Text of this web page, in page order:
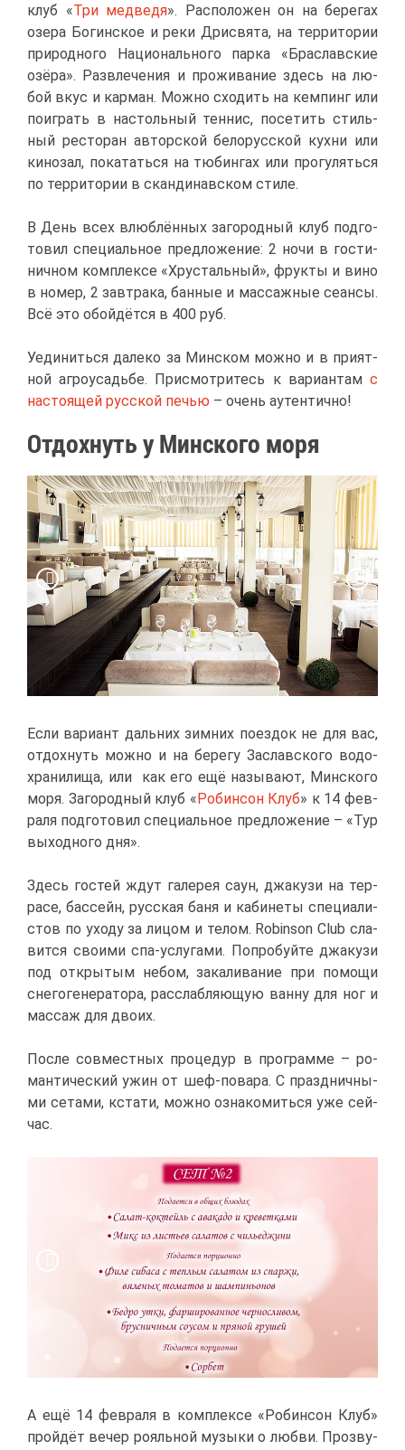
клуб «Три мед­ве­дя». Рас­по­ло­жен он на бе­ре­гах
озе­ра Бо­гин­ское и ре­ки Дри­свя­та, на тер­ри­то­рии
при­род­но­го На­ци­о­наль­но­го пар­ка «Бра­слав­ские
озё­ра». Раз­вле­че­ния и про­жи­ва­ние здесь на лю­
бой вкус и кар­ман. Мож­но схо­дить на кем­пинг или
по­иг­рать в на­столь­ный тен­нис, по­се­тить стиль­
ный ре­сто­ран ав­тор­ской бе­ло­рус­ской кух­ни или
ки­но­зал, по­ка­тать­ся на тю­бин­гах или про­гу­лять­ся
по тер­ри­то­рии в скан­ди­нав­ском сти­ле.
В День всех влюб­лён­ных за­го­род­ный клуб под­го­
то­вил спе­ци­аль­ное пред­ло­же­ние: 2 но­чи в го­сти­
нич­ном ком­плек­се «Хру­сталь­ный», фрук­ты и ви­но
в но­мер, 2 зав­тра­ка, бан­ные и мас­саж­ные се­ан­сы.
Всё это обой­дёт­ся в 400 руб.
Уеди­нить­ся да­ле­ко за Мин­ском мож­но и в при­ят­
ной аг­ро­усадь­бе. При­смот­ри­тесь к ва­ри­ан­там с
на­сто­я­щей рус­ской пе­чью – очень аутен­тич­но!
От­дох­нуть у Мин­ско­го мо­ря
Ес­ли ва­ри­ант даль­них зим­них по­ез­док не для вас,
от­дох­нуть мож­но и на бе­ре­гу За­слав­ско­го во­до­
хра­ни­ли­ща, или как его ещё на­зы­ва­ют, Мин­ско­го
мо­ря. За­го­род­ный клуб «Ро­бин­сон Клуб» к 14 фев­
ра­ля под­го­то­вил спе­ци­аль­ное пред­ло­же­ние – «Тур
вы­ход­но­го дня».
Здесь го­стей ждут га­ле­рея саун, джа­ку­зи на тер­
ра­се, бас­сейн, рус­ская ба­ня и ка­би­не­ты спе­ци­а­ли­
стов по ухо­ду за ли­цом и те­лом. Robinson Club сла­
вит­ся сво­и­ми спа-услу­га­ми. По­про­буй­те джа­ку­зи
под от­кры­тым небом, за­ка­ли­ва­ние при по­мо­щи
сне­го­ге­не­ра­то­ра, рас­слаб­ля­ю­щую ван­ну для ног и
мас­саж для дво­их.
По­сле сов­мест­ных про­це­дур в про­грам­ме – ро­
ман­ти­че­ский ужин от шеф-по­ва­ра. С празд­нич­ны­
ми се­та­ми, кста­ти, мож­но озна­ко­мить­ся уже сей­
час.
А ещё 14 фев­ра­ля в ком­плек­се «Ро­бин­сон Клуб»
прой­дёт ве­чер ро­яль­ной му­зы­ки о люб­ви. Про­зву­